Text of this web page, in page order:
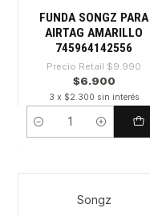
FUNDA SONGZ PARA
AIRTAG AMARILLO
745964142556
Precio Retail $9.990
$6.900
3 x $2.300 sin interés
Cantidad
Songz